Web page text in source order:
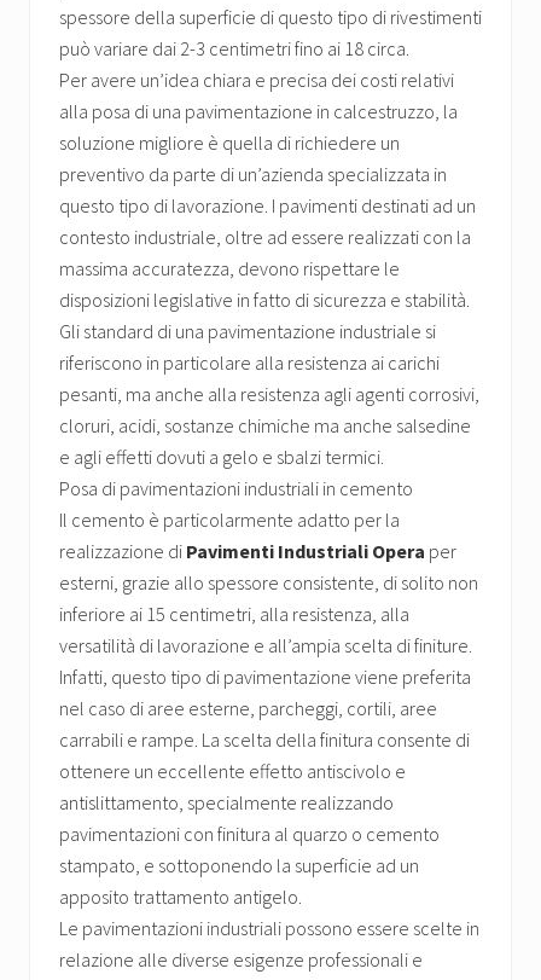
spessore della superficie di questo tipo di rivestimenti
può variare dai 2-3 centimetri fino ai 18 circa.
Per avere un’idea chiara e precisa dei costi relativi
alla posa di una pavimentazione in calcestruzzo, la
soluzione migliore è quella di richiedere un
preventivo da parte di un’azienda specializzata in
questo tipo di lavorazione. I pavimenti destinati ad un
contesto industriale, oltre ad essere realizzati con la
massima accuratezza, devono rispettare le
disposizioni legislative in fatto di sicurezza e stabilità.
Gli standard di una pavimentazione industriale si
riferiscono in particolare alla resistenza ai carichi
pesanti, ma anche alla resistenza agli agenti corrosivi,
cloruri, acidi, sostanze chimiche ma anche salsedine
e agli effetti dovuti a gelo e sbalzi termici.
Posa di pavimentazioni industriali in cemento
Il cemento è particolarmente adatto per la
realizzazione di Pavimenti Industriali Opera per
esterni, grazie allo spessore consistente, di solito non
inferiore ai 15 centimetri, alla resistenza, alla
versatilità di lavorazione e all’ampia scelta di finiture.
Infatti, questo tipo di pavimentazione viene preferita
nel caso di aree esterne, parcheggi, cortili, aree
carrabili e rampe. La scelta della finitura consente di
ottenere un eccellente effetto antiscivolo e
antislittamento, specialmente realizzando
pavimentazioni con finitura al quarzo o cemento
stampato, e sottoponendo la superficie ad un
apposito trattamento antigelo.
Le pavimentazioni industriali possono essere scelte in
relazione alle diverse esigenze professionali e